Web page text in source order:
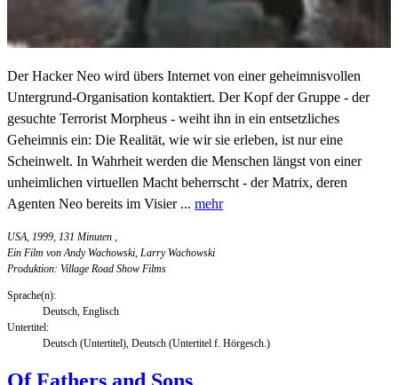
Der Hacker Neo wird übers Internet von einer geheimnisvollen
Untergrund-Organisation kontaktiert. Der Kopf der Gruppe - der
gesuchte Terrorist Morpheus - weiht ihn in ein entsetzliches
Geheimnis ein: Die Realität, wie wir sie erleben, ist nur eine
Scheinwelt. In Wahrheit werden die Menschen längst von einer
unheimlichen virtuellen Macht beherrscht - der Matrix, deren
Agenten Neo bereits im Visier ... mehr
USA, 1999, 131 Minuten ,
Ein Film von Andy Wachowski, Larry Wachowski
Produktion: Village Road Show Films
Sprache(n):
Deutsch, Englisch
Untertitel:
Deutsch (Untertitel), Deutsch (Untertitel f. Hörgesch.)